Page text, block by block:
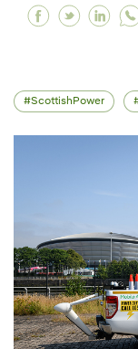
Facebook
ScottishPower